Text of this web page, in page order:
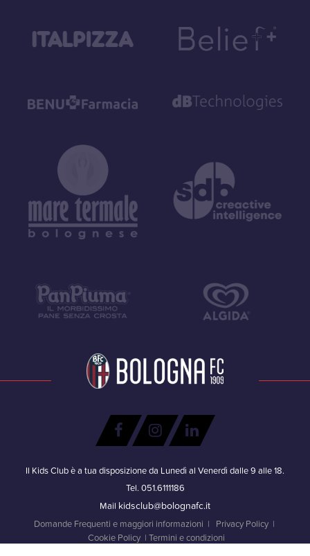
Il Kids Club è a tua disposizione da Lunedì al Venerdì dalle 9 alle 18.
Tel. 051.6111186
Mail kidsclub@bolognafc.it
Domande Frequenti e maggiori informazioni | Privacy Policy|
Cookie Policy| Termini e condizioni